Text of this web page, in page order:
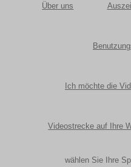
Über uns
Ich möchte die
Videostrecke auf Ihre
wählen Sie Ihre